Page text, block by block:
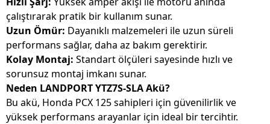
çalıştırarak pratik bir kullanım sunar.
Uzun Ömür: Dayanıklı malzemeleri ile uzun süreli
performans sağlar, daha az bakım gerektirir.
Kolay Montaj: Standart ölçüleri sayesinde hızlı ve
sorunsuz montaj imkanı sunar.
Neden LANDPORT YTZ7S-SLA Akü?
Bu akü, Honda PCX 125 sahipleri için güvenilirlik ve
yüksek performans arayanlar için ideal bir tercihtir.